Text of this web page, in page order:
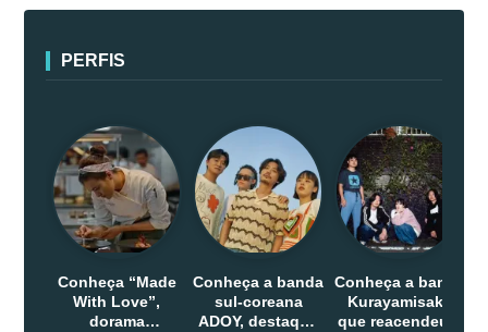
PERFIS
Conheça “Made
With Love”,
dorama
Conheça a banda
sul-coreana
ADOY, destaque
Conheça a banda
Kurayamisaka
que reacendeu o